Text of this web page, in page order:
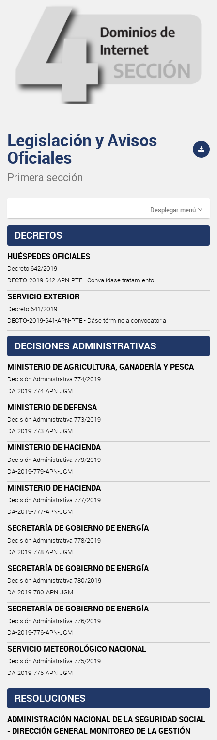
Legislación y Avisos
Oficiales
Primera sección
Desplegar menú
DECRETOS
HUÉSPEDES OFICIALES
Decreto 642/2019
DECTO-2019-642-APN-PTE - Convalídase tratamiento.
SERVICIO EXTERIOR
Decreto 641/2019
DECTO-2019-641-APN-PTE - Dáse término a convocatoria.
DECISIONES ADMINISTRATIVAS
MINISTERIO DE AGRICULTURA, GANADERÍA Y PESCA
Decisión Administrativa 774/2019
DA-2019-774-APN-JGM
MINISTERIO DE DEFENSA
Decisión Administrativa 773/2019
DA-2019-773-APN-JGM
MINISTERIO DE HACIENDA
Decisión Administrativa 779/2019
DA-2019-779-APN-JGM
MINISTERIO DE HACIENDA
Decisión Administrativa 777/2019
DA-2019-777-APN-JGM
SECRETARÍA DE GOBIERNO DE ENERGÍA
Decisión Administrativa 778/2019
DA-2019-778-APN-JGM
SECRETARÍA DE GOBIERNO DE ENERGÍA
Decisión Administrativa 780/2019
DA-2019-780-APN-JGM
SECRETARÍA DE GOBIERNO DE ENERGÍA
Decisión Administrativa 776/2019
DA-2019-776-APN-JGM
SERVICIO METEOROLÓGICO NACIONAL
Decisión Administrativa 775/2019
DA-2019-775-APN-JGM
RESOLUCIONES
ADMINISTRACIÓN NACIONAL DE LA SEGURIDAD SOCIAL
- DIRECCIÓN GENERAL MONITOREO DE LA GESTIÓN